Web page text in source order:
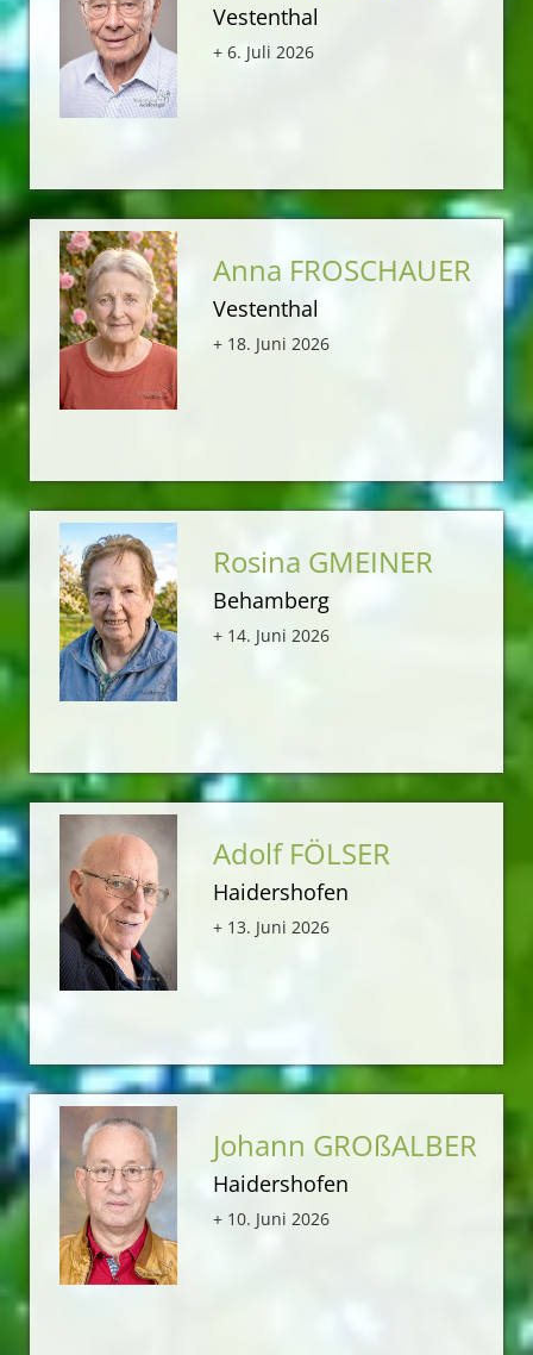
Vestenthal
+ 6. Juli 2026
Anna FROSCHAUER
Vestenthal
+ 18. Juni 2026
Rosina GMEINER
Behamberg
+ 14. Juni 2026
Adolf FÖLSER
Haidershofen
+ 13. Juni 2026
Johann GROßALBER
Haidershofen
+ 10. Juni 2026